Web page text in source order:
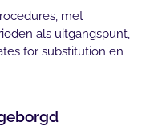
met
als uitgangspunt,
for substitution en